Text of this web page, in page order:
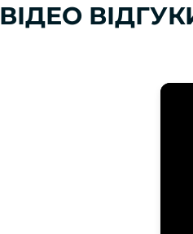
ВІДЕО